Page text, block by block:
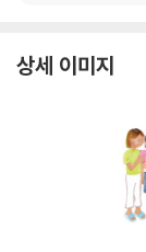
상세 이미지